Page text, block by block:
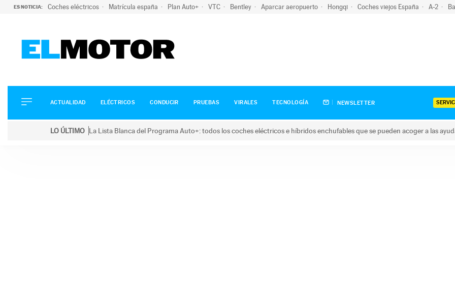
ES NOTICIA: Coches eléctricos Matrícula españa Plan Auto+ VTC Bentley Aparcar aeropuerto Hongqi Coches viejos España A-2
ELÉCTRICOS
CONDUCIR
ACTUALIDAD ELÉCTRICOS CONDUCIR PRUEBAS VIRALES TECNOLOGÍA NEWSLETTER
LO ÚLTIMO La Lista Blanca del Programa Auto+: todos los coches eléctricos e híbridos enchufables que se pueden acoger a las